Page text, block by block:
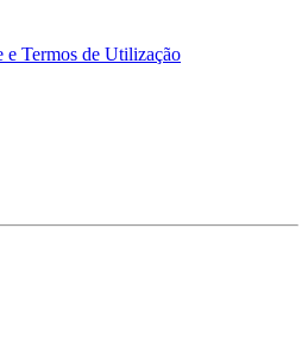
e Termos de Utilização